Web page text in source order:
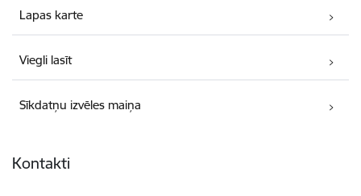
Lapas karte
Viegli lasīt
Sīkdatņu izvēles maiņa
Kontakti